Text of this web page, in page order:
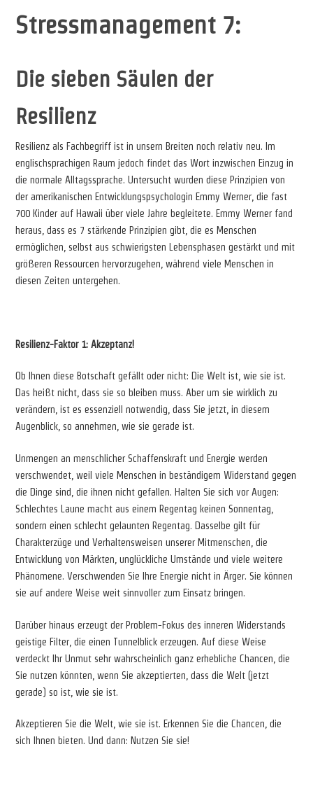
Stressmanagement 7:
Die sieben Säulen der
Resilienz
Resilienz als Fachbegriff ist in unsern Breiten noch relativ neu. Im
englischsprachigen Raum jedoch findet das Wort inzwischen Einzug in
die normale Alltagssprache. Untersucht wurden diese Prinzipien von
der amerikanischen Entwicklungspsychologin Emmy Werner, die fast
700 Kinder auf Hawaii über viele Jahre begleitete. Emmy Werner fand
heraus, dass es 7 stärkende Prinzipien gibt, die es Menschen
ermöglichen, selbst aus schwierigsten Lebensphasen gestärkt und mit
größeren Ressourcen hervorzugehen, während viele Menschen in
diesen Zeiten untergehen.
Resilienz-Faktor 1: Akzeptanz!
Ob Ihnen diese Botschaft gefällt oder nicht: Die Welt ist, wie sie ist.
Das heißt nicht, dass sie so bleiben muss. Aber um sie wirklich zu
verändern, ist es essenziell notwendig, dass Sie jetzt, in diesem
Augenblick, so annehmen, wie sie gerade ist.
Unmengen an menschlicher Schaffenskraft und Energie werden
verschwendet, weil viele Menschen in beständigem Widerstand gegen
die Dinge sind, die ihnen nicht gefallen. Halten Sie sich vor Augen:
Schlechtes Laune macht aus einem Regentag keinen Sonnentag,
sondern einen schlecht gelaunten Regentag. Dasselbe gilt für
Charakterzüge und Verhaltensweisen unserer Mitmenschen, die
Entwicklung von Märkten, unglückliche Umstände und viele weitere
Phänomene. Verschwenden Sie Ihre Energie nicht in Ärger. Sie können
sie auf andere Weise weit sinnvoller zum Einsatz bringen.
Darüber hinaus erzeugt der Problem-Fokus des inneren Widerstands
geistige Filter, die einen Tunnelblick erzeugen. Auf diese Weise
verdeckt Ihr Unmut sehr wahrscheinlich ganz erhebliche Chancen, die
Sie nutzen könnten, wenn Sie akzeptierten, dass die Welt (jetzt
gerade) so ist, wie sie ist.
Akzeptieren Sie die Welt, wie sie ist. Erkennen Sie die Chancen, die
sich Ihnen bieten. Und dann: Nutzen Sie sie!